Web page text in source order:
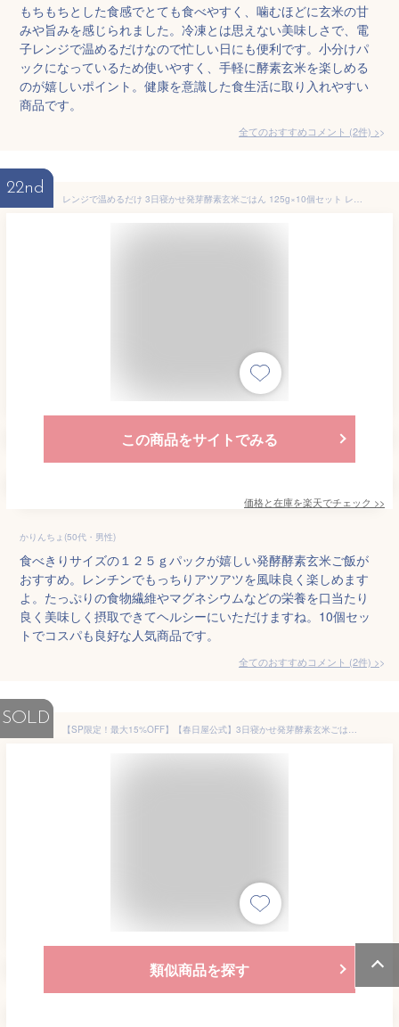
もちもちとした食感でとても食べやすく、噛むほどに玄米の甘
みや旨みを感じられました。冷凍とは思えない美味しさで、電
子レンジで温めるだけなので忙しい日にも便利です。小分けパ
ックになっているため使いやすく、手軽に酵素玄米を楽しめる
のが嬉しいポイント。健康を意識した食生活に取り入れやすい
商品です。
全てのおすすめコメント (2件) >
22nd
レンジで温めるだけ 3日寝かせ発芽酵素玄米ごはん 125g×10個セット レトルト 常温タイプ 大分県玖珠産玄米 北海道産小豆 ほっとコミュニケーション 春日屋【送料込】
この商品をサイトでみる
価格と在庫を楽天でチェック >>
かりんちょ(50代・男性)
食べきりサイズの１２５ｇパックが嬉しい発酵酵素玄米ご飯が
おすすめ。レンチンでもっちりアツアツを風味良く楽しめます
よ。たっぷりの食物繊維やマグネシウムなどの栄養を口当たり
良く美味しく摂取できてヘルシーにいただけますね。10個セッ
トでコスパも良好な人気商品です。
全てのおすすめコメント (2件) >
SOLD
【SP限定！最大15%OFF】【春日屋公式】3日寝かせ発芽酵素玄米ごはん【4食/6食/お試し7食/10食/12食/18食/28食/60食】＜特Aひとめぼれ米使用 天皇献上米＞発芽玄米 酵素玄米 寝かせ玄米 発芽酵素玄米 雑穀玄米 レトルト レンジ 玄米ごはん 玄米ご飯 玄米パック
類似商品を探す